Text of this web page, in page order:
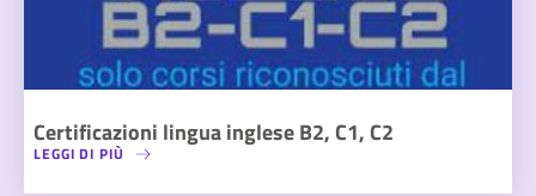
Certificazioni lingua inglese B2, C1, C2
LEGGI DI PIÙ